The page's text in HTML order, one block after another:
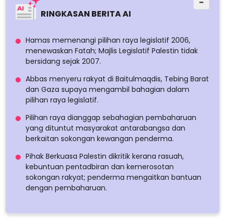
RINGKASAN BERITA AI
Hamas memenangi pilihan raya legislatif 2006,
menewaskan Fatah; Majlis Legislatif Palestin tidak
bersidang sejak 2007.
Abbas menyeru rakyat di Baitulmaqdis, Tebing Barat
dan Gaza supaya mengambil bahagian dalam
pilihan raya legislatif.
Pilihan raya dianggap sebahagian pembaharuan
yang dituntut masyarakat antarabangsa dan
berkaitan sokongan kewangan penderma.
Pihak Berkuasa Palestin dikritik kerana rasuah,
kebuntuan pentadbiran dan kemerosotan
sokongan rakyat; penderma mengaitkan bantuan
dengan pembaharuan.